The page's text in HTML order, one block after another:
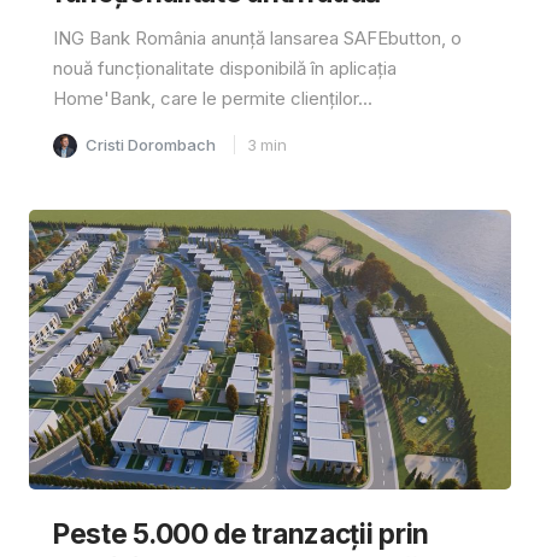
ING Bank România anunță lansarea SAFEbutton, o
nouă funcționalitate disponibilă în aplicația
Home'Bank, care le permite clienților...
Cristi Dorombach 3 min
Peste 5.000 de tranzacții prin